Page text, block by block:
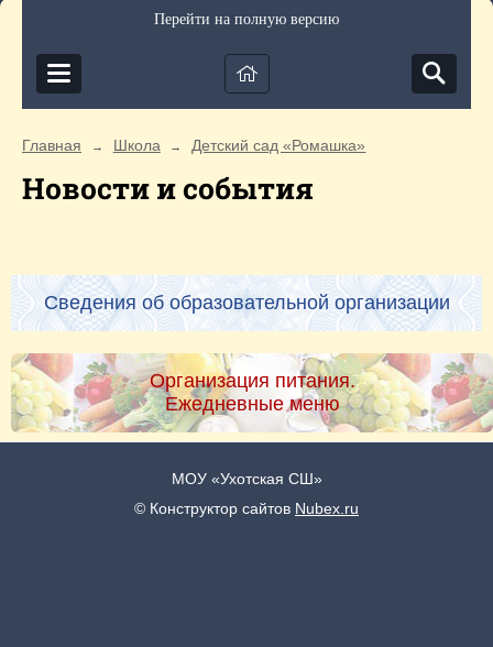
Перейти на полную версию
Главная → Школа → Детский сад «Ромашка»
Новости и события
Сведения об образовательной организации
Организация питания.
Ежедневные меню
МОУ «Ухотская СШ»
© Конструктор сайтов Nubex.ru